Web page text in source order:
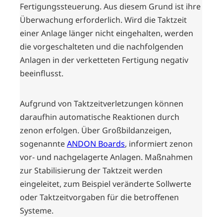
Fertigungssteuerung. Aus diesem Grund ist ihre
Überwachung erforderlich. Wird die Taktzeit
einer Anlage länger nicht eingehalten, werden
die vorgeschalteten und die nachfolgenden
Anlagen in der verketteten Fertigung negativ
beeinflusst.
Aufgrund von Taktzeitverletzungen können
daraufhin automatische Reaktionen durch
zenon erfolgen. Über Großbildanzeigen,
sogenannteANDON Boards, informiert zenon
vor- und nachgelagerte Anlagen. Maßnahmen
zur Stabilisierung der Taktzeit werden
eingeleitet, zum Beispiel veränderte Sollwerte
oder Taktzeitvorgaben für die betroffenen
Systeme.